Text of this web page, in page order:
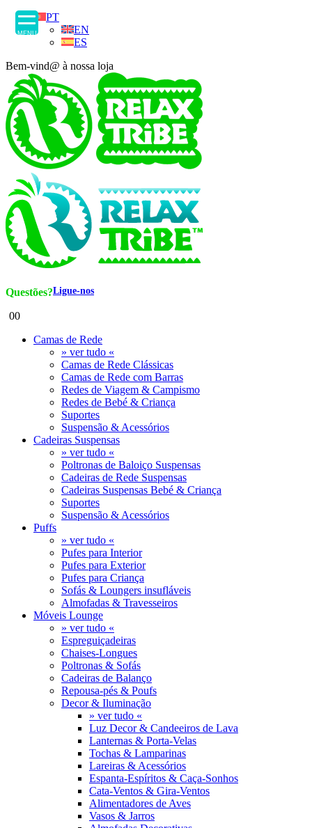
MENU
PT
EN
ES
Bem-vind@ à nossa loja
Questões?Ligue-nos
00
Camas de Rede
» ver tudo «
Camas de Rede Clássicas
Camas de Rede com Barras
Redes de Viagem & Campismo
Redes de Bebé & Criança
Suportes
Suspensão & Acessórios
Cadeiras Suspensas
» ver tudo «
Poltronas de Baloiço Suspensas
Cadeiras de Rede Suspensas
Cadeiras Suspensas Bebé & Criança
Suportes
Suspensão & Acessórios
Puffs
» ver tudo «
Pufes para Interior
Pufes para Exterior
Pufes para Criança
Sofás & Loungers insufláveis
Almofadas & Travesseiros
Móveis Lounge
» ver tudo «
Espreguiçadeiras
Chaises-Longues
Poltronas & Sofás
Cadeiras de Balanço
Repousa-pés & Poufs
Decor & Iluminação
» ver tudo «
Luz Decor & Candeeiros de Lava
Lanternas & Porta-Velas
Tochas & Lamparinas
Lareiras & Acessórios
Espanta-Espíritos & Caça-Sonhos
Cata-Ventos & Gira-Ventos
Alimentadores de Aves
Vasos & Jarros